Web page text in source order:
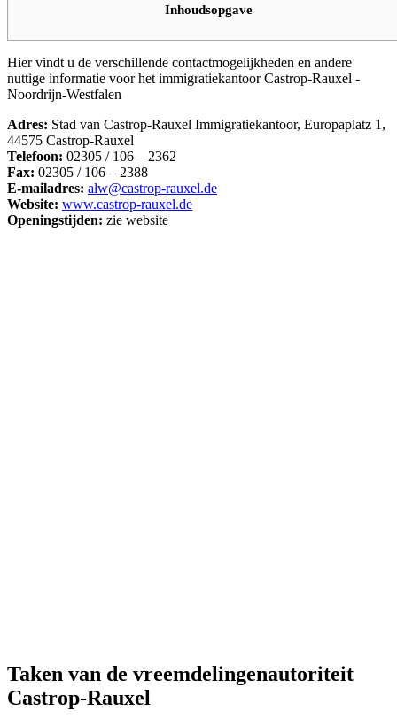
Inhoudsopgave
Hier vindt u de verschillende contactmogelijkheden en andere
nuttige informatie voor het immigratiekantoor Castrop-Rauxel -
Noordrijn-Westfalen
Adres: Stad van Castrop-Rauxel Immigratiekantoor, Europaplatz 1,
44575 Castrop-Rauxel
Telefoon: 02305 / 106 – 2362
Fax: 02305 / 106 – 2388
E-mailadres: alw@castrop-rauxel.de
Website: www.castrop-rauxel.de
Openingstijden: zie website
Taken van de vreemdelingenautoriteit
Castrop-Rauxel